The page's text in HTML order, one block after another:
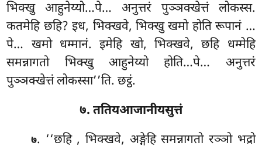
भिक्खु आहुनेय्यो…पे… अनुत्तरं पुञ्ञक्खेत्तं लोकस्स.
कतमेहि छहि? इध, भिक्खवे, भिक्खु खमो होति रूपानं …
पे… खमो धम्मानं. इमेहि खो, भिक्खवे, छहि धम्मेहि
समन्नागतो भिक्खु आहुनेय्यो होति…पे… अनुत्तरं
पुञ्ञक्खेत्तं लोकस्सा’’ति. छट्ठं.
७. ततियआजानीयसुत्तं
७. ‘‘छहि , भिक्खवे, अङ्गेहि समन्नागतो रञ्ञो भद्रो